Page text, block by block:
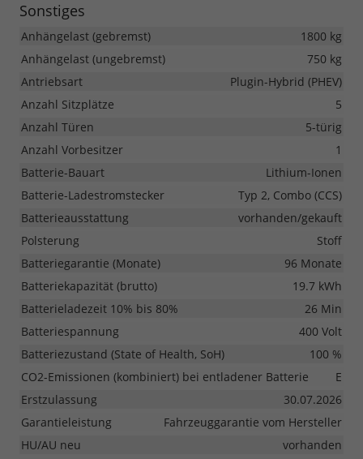
Sonstiges
Anhängelast (gebremst)
1800 kg
Anhängelast (ungebremst)
750 kg
Antriebsart
Plugin-Hybrid (PHEV)
Anzahl Sitzplätze
5
Anzahl Türen
5-türig
Anzahl Vorbesitzer
1
Batterie-Bauart
Lithium-Ionen
Batterie-Ladestromstecker
Typ 2, Combo (CCS)
Batterieausstattung
vorhanden/gekauft
Polsterung
Stoff
Batteriegarantie (Monate)
96 Monate
Batteriekapazität (brutto)
19.7 kWh
Batterieladezeit 10% bis 80%
26 Min
Batteriespannung
400 Volt
Batteriezustand (State of Health, SoH)
100 %
CO2-Emissionen (kombiniert) bei entladener Batterie
E
Erstzulassung
30.07.2026
Garantieleistung
Fahrzeuggarantie vom Hersteller
HU/AU neu
vorhanden